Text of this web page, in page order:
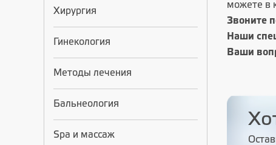
Хирургия
Гинекология
Методы лечения
Бальнеология
Spa и массаж
можете в
Звоните
Наши
Ваши